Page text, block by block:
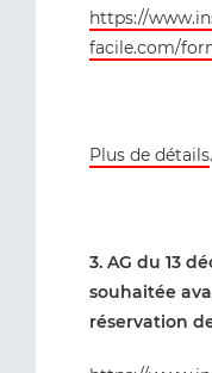
https://
facile.com/
Plus de détails.
3. AG du 13
souhaitée
réservation